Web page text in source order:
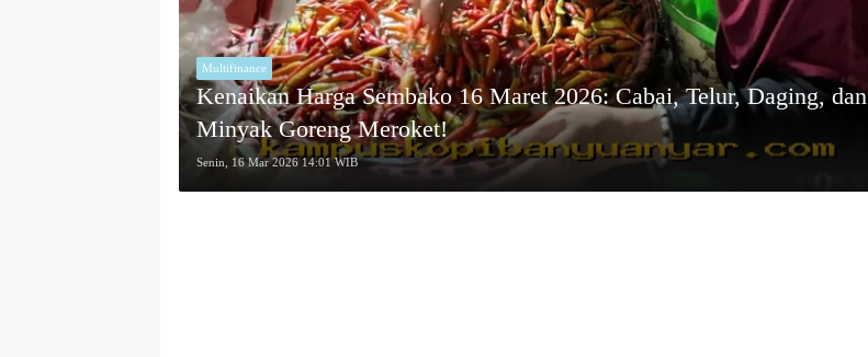
Multifinance
Kenaikan Harga Sembako 16 Maret 2026: Cabai, Telur, Daging, dan
Minyak Goreng Meroket!
Senin, 16 Mar 2026 14:01 WIB